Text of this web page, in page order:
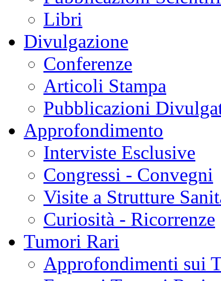
Libri
Divulgazione
Conferenze
Articoli Stampa
Pubblicazioni
Approfondimento
Interviste Esclusive
Congressi - Convegni
Visite a Strutture
Curiosità - Ricorrenze
Tumori Rari
Approfondimenti sui